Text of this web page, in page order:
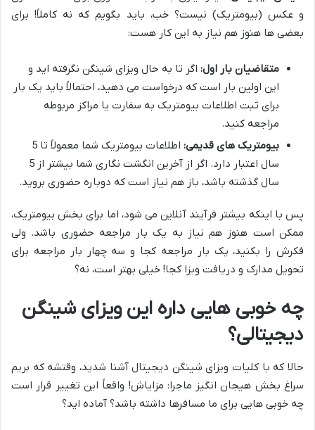
و عکس (بیومتریک) نیست؟ خب، باید بگویم که نه کاملاً! برای
بعضی ها هنوز هم نیاز به این کار هست:
متقاضیان بار اول: اگر تا به حال ویزای شینگن نگرفته اید و
این اولین بار است که درخواست می دهید، احتمالاً باید یک بار
برای ثبت اطلاعات بیومتریک به سفارت یا مراکز مربوطه
مراجعه کنید.
بیومتریک های قدیمی:
اطلاعات بیومتریک شما معمولاً تا 5
سال اعتبار دارد. اگر از آخرین انگشت نگاری شما بیشتر از 5
سال گذشته باشد، باز هم نیاز است که دوباره حضوری بروید.
پس با اینکه بیشتر فرآیند آنلاین می شود، اما برای بخش بیومتریک،
ممکن است هنوز هم نیاز به یک بار مراجعه حضوری باشد. ولی
فکرش را بکنید، یک بار مراجعه کجا و سه چهار بار مراجعه برای
تحویل مدارک و دریافت ویزا کجا! خیلی بهتر است، نه؟
چه خوبی هایی داره این ویزای شینگن
دیجیتالی؟
حالا که با کلیات ویزای شینگن دیجیتال آشنا شدید، وقتشه که بریم
سراغ بخش هیجان انگیز ماجرا: مزایاش! واقعاً این تغییر قرار است
چه خوبی هایی برای ما مسافرها داشته باشد؟ آماده اید؟